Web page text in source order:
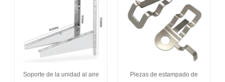
Soporte de la unidad al aire
Piezas de estampado de